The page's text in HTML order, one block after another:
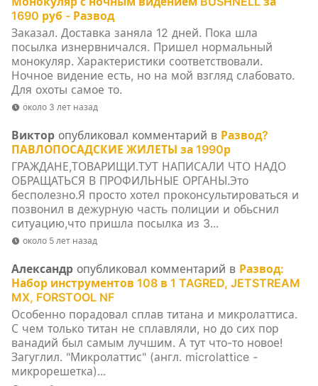
1690 руб - Развод
Заказал. Доставка заняла 12 дней. Пока шла
посылка изнервничался. Пришел нормальный
монокуляр. Характеристики соответствовали.
Ночное видение есть, но на мой взгляд слабовато.
Для охоты самое то.
около 3 лет назад
Виктор опубликовал комментарий в Развод?
ПАВЛОПОСАДСКИЕ ЖИЛЕТЫ за 1990р
ГРАЖДАНЕ,ТОВАРИЩИ.ТУТ НАПИСАЛИ ЧТО НАДО
ОБРАЩАТЬСЯ В ПРОФИЛЬНЫЕ ОРГАНЫ.Это
бесполезно.Я просто хотел проконсультироваться и
позвонил в дежурную часть полиции и обьснил
ситуацию,что пришла посылка из 3...
около 5 лет назад
Александр опубликовал комментарий в Развод:
Набор инструментов 108 в 1 TAGRED, JETSTREAM
MX, FORSTOOL NF
Особенно порадовал сплав титана и микролаттиса.
С чем только титан не сплавляли, но до сих пор
ванадий был самым лучшим. А тут что-то новое!
Загуглил. "Микролаттис" (англ. microlattice -
микрорешетка)...